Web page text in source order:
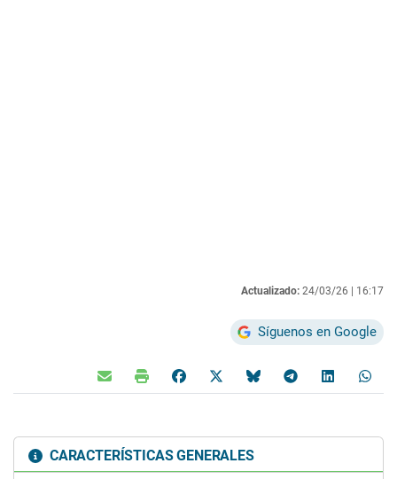
Actualizado: 24/03/26 | 16:17
Síguenos en Google
CARACTERÍSTICAS GENERALES